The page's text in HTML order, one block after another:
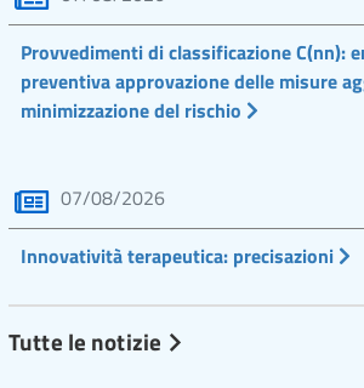
Provvedimenti di classificazione C(nn):
preventiva approvazione delle misure
minimizzazione del rischio
07/08/2026
Innovatività terapeutica: precisazioni
Tutte le notizie